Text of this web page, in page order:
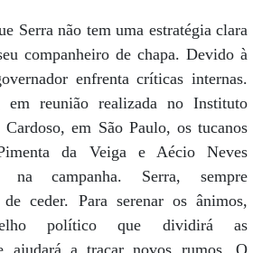
Serra não tem uma estratégia clara
companheiro de chapa. Devido à
enfrenta críticas internas.
em reunião realizada no Instituto
em São Paulo, os tucanos
da Veiga e Aécio Neves
na campanha. Serra, sempre
ceder. Para serenar os ânimos,
político que dividirá as
ajudará a traçar novos rumos. O